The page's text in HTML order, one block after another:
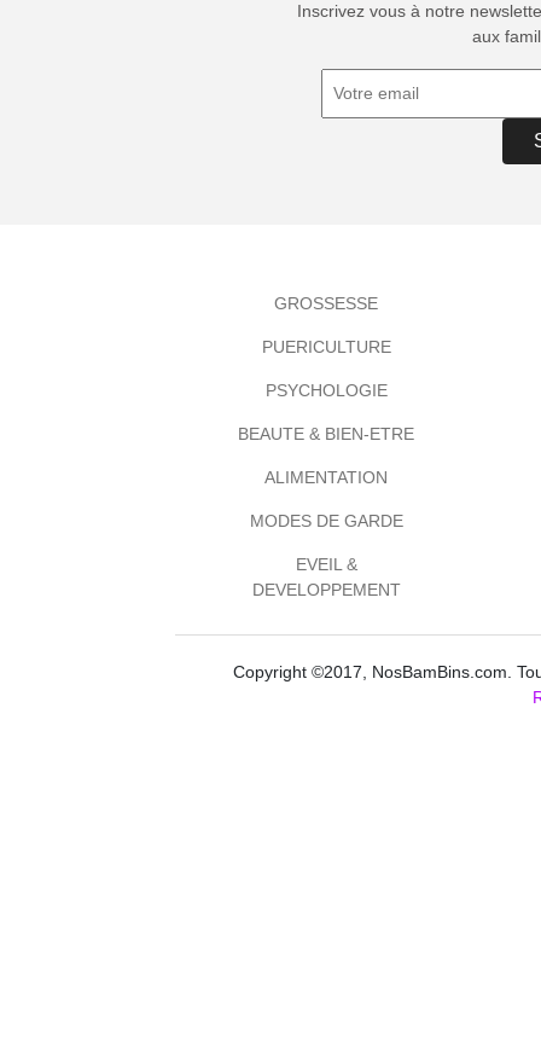
Inscrivez vous à notre
aux
GROSSESSE
PUERICULTURE
PSYCHOLOGIE
BEAUTE & BIEN-ETRE
ALIMENTATION
MODES DE GARDE
EVEIL &
DEVELOPPEMENT
Copyright ©2017, NosBamBins.com.